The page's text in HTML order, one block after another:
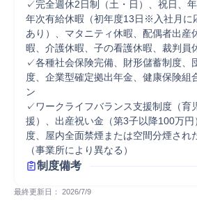
✓完全週休2日制（土・日）、祝日、年
年次有給休暇（初年度13日※入社月に
あり）、マタニティ休暇、配偶者出産
暇、介護休暇、子の看護休暇、裁判員
✓各種社会保険完備、財形儲蓄制度、
度、企業型確定拠出年金、健康保険組
ン
✓ワークライフバランス支援制度（育
援）、出産祝い金（第3子以降100万円
度、屋内全面禁煙または空間分煙され
（事業所により異なる）
制度備考
最終更新日： 2026/7/9